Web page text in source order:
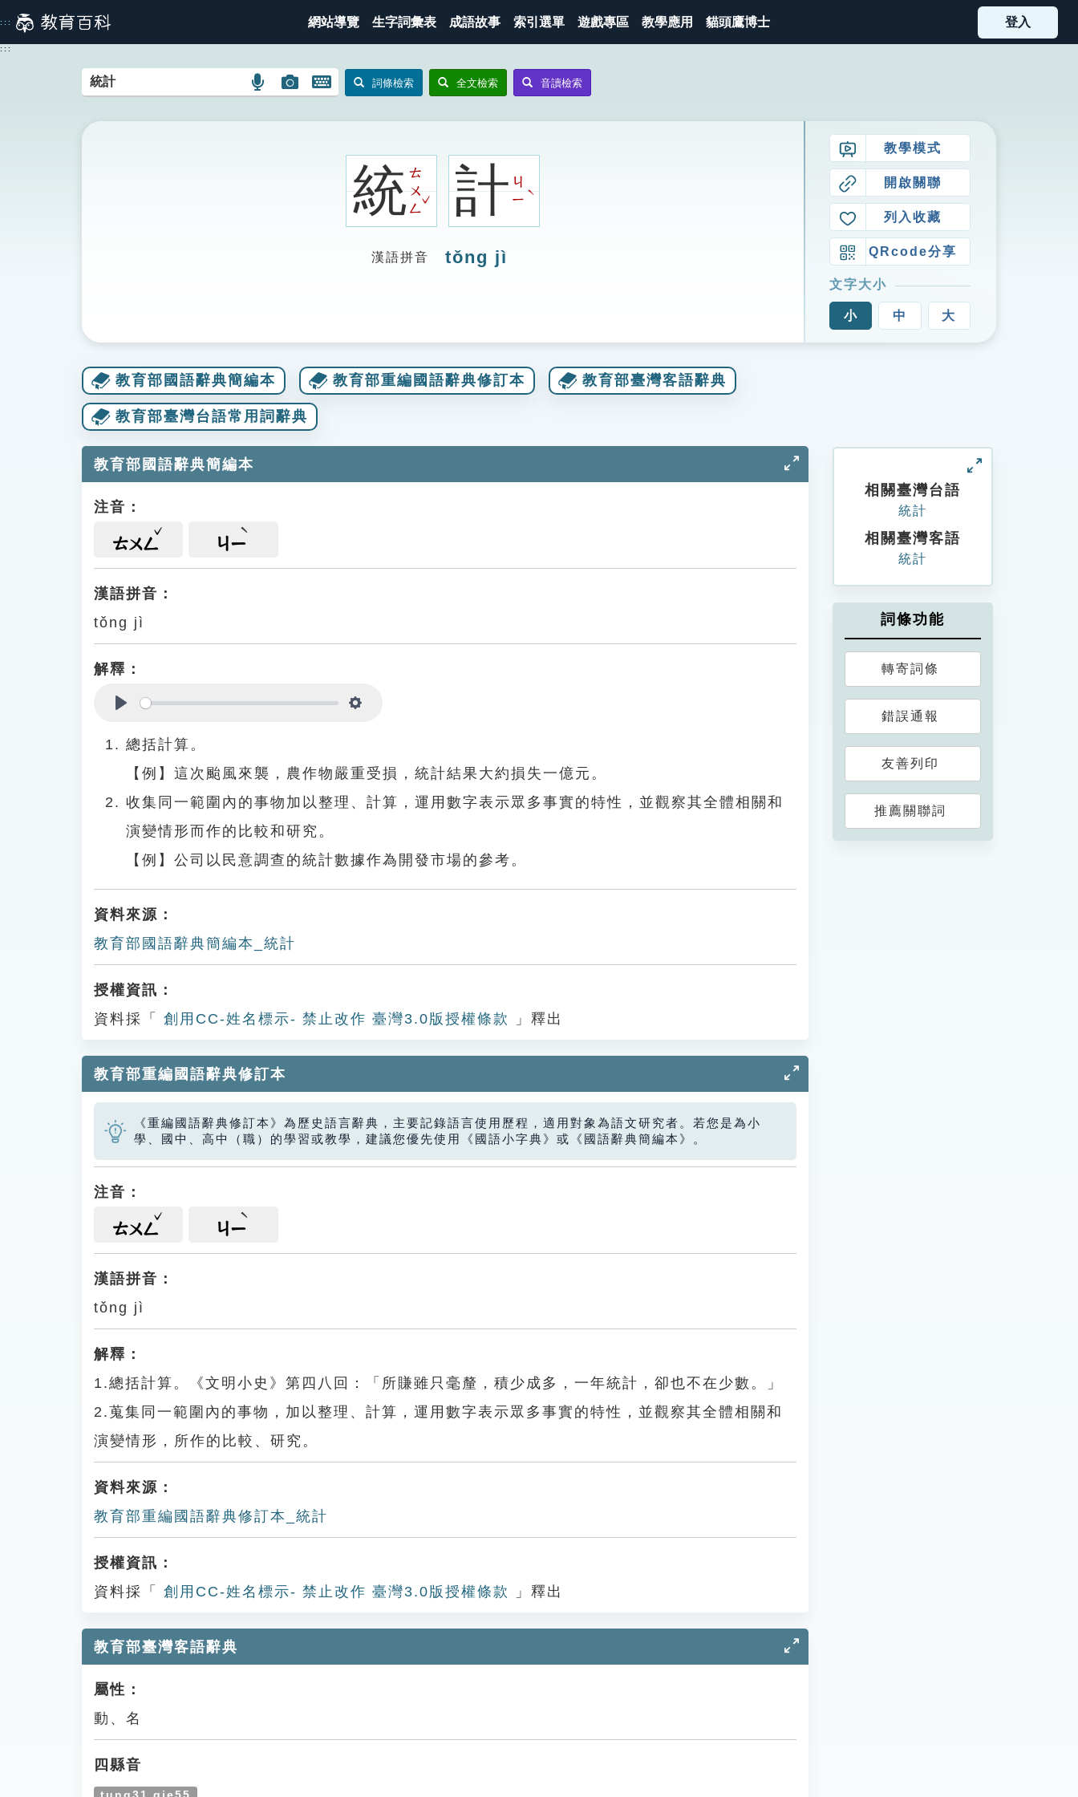
到
主
::: 網站導覽 生字詞彙表 成語故事 索引選單 遊戲專區 教學應用 貓頭鷹博士 登入
:::
語
搜
圖
搜
開
鍵
詞條檢索 全文檢索 音讀檢索
統ㄊ
ㄨ
ㄥ
ˇ 計ㄐ
ㄧ
ˋ
漢語拼音 tǒng jì
教學模式
開啟關聯
列入收藏
QRcode分享
文字大小
小 中 大
教育部國語辭典簡編本 教育部重編國語辭典修訂本 教育部臺灣客語辭典
教育部臺灣台語常用詞辭典
教育部國語辭典簡編本
注音：
ㄊㄨㄥ ㄐㄧ
漢語拼音：
tǒng jì
解釋：
總括計算。
【例】這次颱風來襲，農作物嚴重受損，統計結果大約損失一億元。
收集同一範圍內的事物加以整理、計算，運用數字表示眾多事實的特性，並觀察其全體相關和
演變情形而作的比較和研究。
【例】公司以民意調查的統計數據作為開發市場的參考。
資料來源：
教育部國語辭典簡編本_統計
授權資訊：
資料採「
創用CC-姓名標示- 禁止改作 臺灣3.0版授權條款 」釋出
教育部重編國語辭典修訂本
《重編國語辭典修訂本》為歷史語言辭典，主要記錄語言使用歷程，適用對象為語文研究者。若您是為小
學、國中、高中（職）的學習或教學，建議您優先使用《國語小字典》或《國語辭典簡編本》。
注音：
ㄊㄨㄥ ㄐㄧ
漢語拼音：
tǒng jì
解釋：
1.總括計算。《文明小史》第四八回：「所賺雖只毫釐，積少成多，一年統計，卻也不在少數。」
2.蒐集同一範圍內的事物，加以整理、計算，運用數字表示眾多事實的特性，並觀察其全體相關和
演變情形，所作的比較、研究。
資料來源：
教育部重編國語辭典修訂本_統計
授權資訊：
資料採「
創用CC-姓名標示- 禁止改作 臺灣3.0版授權條款 」釋出
教育部臺灣客語辭典
屬性：
動、名
四縣音
相關臺灣台語
統計
相關臺灣客語
統計
詞條功能
轉寄詞條
錯誤通報
友善列印
推薦關聯詞